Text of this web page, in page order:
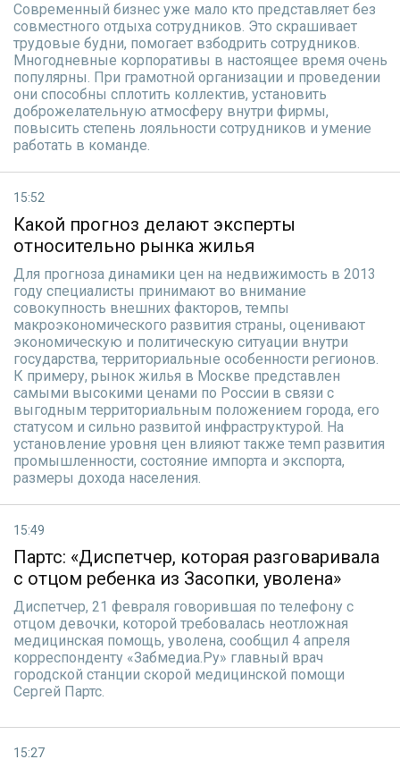
Современный бизнес уже мало кто представляет без
совместного отдыха сотрудников. Это скрашивает
трудовые будни, помогает взбодрить сотрудников.
Многодневные корпоративы в настоящее время очень
популярны. При грамотной организации и проведении
они способны сплотить коллектив, установить
доброжелательную атмосферу внутри фирмы,
повысить степень лояльности сотрудников и умение
работать в команде.
15:52
Какой прогноз делают эксперты
относительно рынка жилья
Для прогноза динамики цен на недвижимость в 2013
году специалисты принимают во внимание
совокупность внешних факторов, темпы
макроэкономического развития страны, оценивают
экономическую и политическую ситуации внутри
государства, территориальные особенности регионов.
К примеру, рынок жилья в Москве представлен
самыми высокими ценами по России в связи с
выгодным территориальным положением города, его
статусом и сильно развитой инфраструктурой. На
установление уровня цен влияют также темп развития
промышленности, состояние импорта и экспорта,
размеры дохода населения.
15:49
Партс: «Диспетчер, которая разговаривала
с отцом ребенка из Засопки, уволена»
Диспетчер, 21 февраля говорившая по телефону с
отцом девочки, которой требовалась неотложная
медицинская помощь, уволена, сообщил 4 апреля
корреспонденту «Забмедиа.Ру» главный врач
городской станции скорой медицинской помощи
Сергей Партс.
15:27